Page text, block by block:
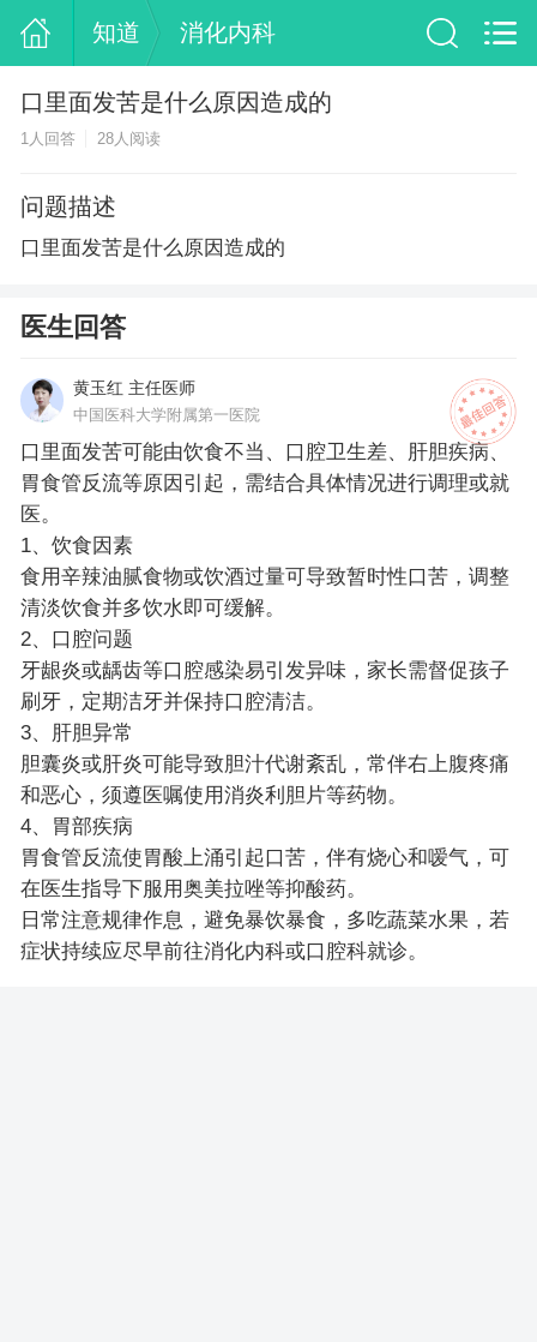
知道 消化内科
口里面发苦是什么原因造成的
1人回答 28人阅读
问题描述
口里面发苦是什么原因造成的
医生回答
黄玉红 主任医师
中国医科大学附属第一医院
口里面发苦可能由饮食不当、口腔卫生差、肝胆疾病、
胃食管反流等原因引起，需结合具体情况进行调理或就
医。
1、饮食因素
食用辛辣油腻食物或饮酒过量可导致暂时性口苦，调整
清淡饮食并多饮水即可缓解。
2、口腔问题
牙龈炎或龋齿等口腔感染易引发异味，家长需督促孩子
刷牙，定期洁牙并保持口腔清洁。
3、肝胆异常
胆囊炎或肝炎可能导致胆汁代谢紊乱，常伴右上腹疼痛
和恶心，须遵医嘱使用消炎利胆片等药物。
4、胃部疾病
胃食管反流使胃酸上涌引起口苦，伴有烧心和嗳气，可
在医生指导下服用奥美拉唑等抑酸药。
日常注意规律作息，避免暴饮暴食，多吃蔬菜水果，若
症状持续应尽早前往消化内科或口腔科就诊。